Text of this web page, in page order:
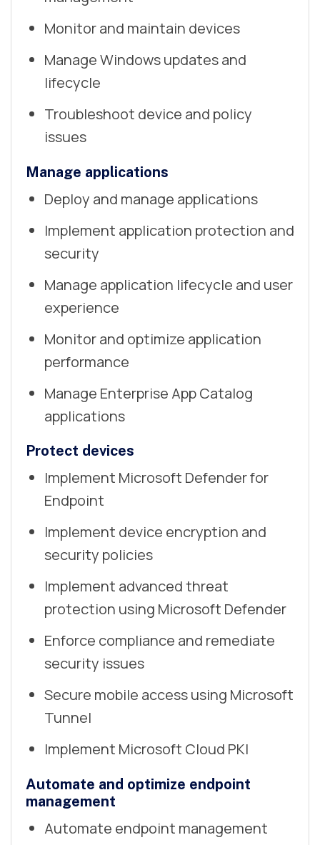
Monitor and maintain devices
Manage Windows updates and
lifecycle
Troubleshoot device and policy
issues
Manage applications
Deploy and manage applications
Implement application protection and
security
Manage application lifecycle and user
experience
Monitor and optimize application
performance
Manage Enterprise App Catalog
applications
Protect devices
Implement Microsoft Defender for
Endpoint
Implement device encryption and
security policies
Implement advanced threat
protection using Microsoft Defender
Enforce compliance and remediate
security issues
Secure mobile access using Microsoft
Tunnel
Implement Microsoft Cloud PKI
Automate and optimize endpoint
management
Automate endpoint management